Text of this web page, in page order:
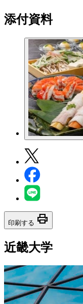
添付資料
印刷する print
近畿大学